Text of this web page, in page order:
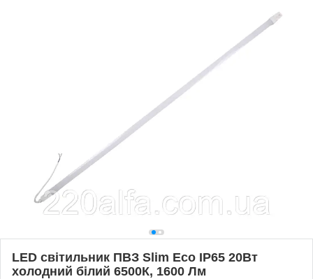
LED світильник ПВЗ Slim Eco IP65 20Вт
холодний білий 6500К, 1600 Лм